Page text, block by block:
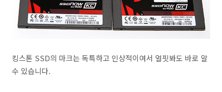
킹스톤 SSD의 마크는 독특하고 인상적이여서 얼핏봐도 바로 알
수 있습니다.